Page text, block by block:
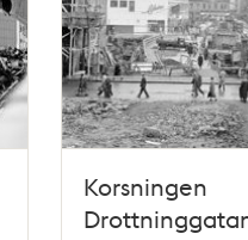
Korsningen